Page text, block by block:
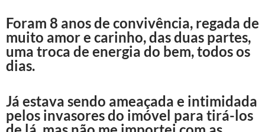
Foram 8 anos de convivência, regada de
muito amor e carinho, das duas partes,
uma troca de energia do bem, todos os
dias.
Já estava sendo ameaçada e intimidada
pelos invasores do imóvel para tirá-los